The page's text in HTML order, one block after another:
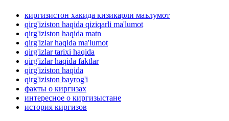
киргизистон хакида кизикарли маълумот
qirg'iziston haqida qiziqarli ma'lumot
qirg'iziston haqida matn
qirg'izlar haqida ma'lumot
qirg'izlar tarixi haqida
qirg'izlar haqida faktlar
qirg'iziston haqida
qirg'iziston bayrog'i
факты о киргизах
интересное о киргизыстане
история киргизов